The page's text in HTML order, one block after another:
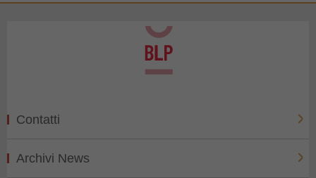
Contatti
Archivi News